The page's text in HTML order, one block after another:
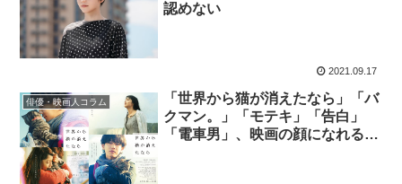
認めない
2021.09.17
俳優・映画人コラム
「世界から猫が消えたなら」「バ
クマン。」「モテキ」「告白」
「電車男」、映画の顔になれるプ